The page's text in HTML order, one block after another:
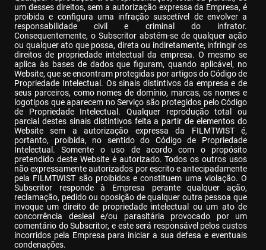
um desses direitos, sem a autorização expressa da Empresa, é
proibida e configura uma infração suscetível de envolver a
responsabilidade civil e criminal do infrator.
Consequentemente, o Subscritor abstém-se de qualquer ação
ou qualquer ato que possa, direta ou indiretamente, infringir os
direitos de propriedade intelectual da empresa. O mesmo se
aplica às bases de dados que figuram, quando aplicável, no
Website, que se encontram protegidas por artigos do Código de
Propriedade Intelectual. Os sinais distintivos da empresa e de
seus parceiros, como nomes de domínio, marcas, os nomes e
logotipos que aparecem no Serviço são protegidos pelo Código
de Propriedade Intelectual. Qualquer reprodução total ou
parcial destes sinais distintivos feita a partir de elementos do
Website sem a autorização expressa da FILMTWIST é,
portanto, proibida, no sentido do Código de Propriedade
Intelectual. Somente o uso de acordo com o propósito
pretendido deste Website é autorizado. Todos os outros usos
não expressamente autorizados por escrito e antecipadamente
pela FILMTWIST são proibidos e constituem uma violação. O
Subscritor responde à Empresa perante qualquer ação,
reclamação, pedido ou oposição de qualquer outra pessoa que
invoque um direito de propriedade intelectual ou um ato de
concorrência desleal e/ou parasitária provocado por um
comentário do Subscritor, e este será responsável pelos custos
incorridos pela Empresa para iniciar a sua defesa e eventuais
condenações.